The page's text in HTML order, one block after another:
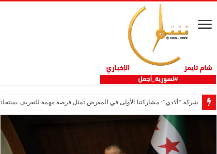
شركة “ألادي”: مشاركتنا الأولى في المعرض تمثل فرصة مهمة للتعريف